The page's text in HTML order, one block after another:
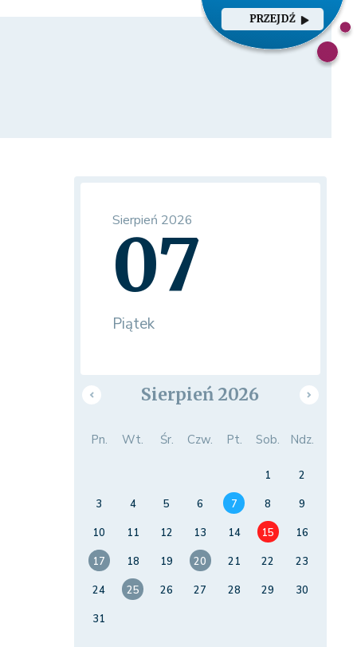
PRZEJDŹ
Sierpień 2026
07
Piątek
Sierpień 2026
Pn. Wt. Śr. Czw. Pt. Sob. Ndz.
1
2
3
4 5 6 7 8
9
10
11 12 13 14 15
16
17
18 19 20 21 22
23
24
25 26 27 28 29
30
31